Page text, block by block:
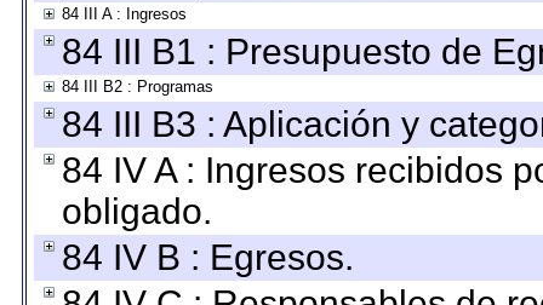
84 III A : Ingresos
84 III B1 : Presupuesto de
84 III B2 : Programas
84 III B3 : Aplicación y
84 IV A : Ingresos recibidos
obligado.
84 IV B : Egresos.